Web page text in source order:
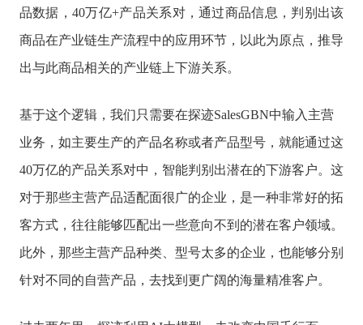
品数据，40万亿+产品关系对，通过商品信息，判别出该
商品在产业链生产流程中的应用环节，以此为原点，推导
出与此商品相关的产业链上下游关系。
基于这个逻辑，我们只需要在探迹SalesGBN中输入主营
业务，如主要生产的产品名称或者产品型号，就能通过这
40万亿的产品关系对中，智能判别出潜在的下游客户。这
对于那些主营产品适配面很广的企业，是一种非常好的拓
客方式，往往能够匹配出一些意向不到的潜在客户领域。
此外，那些主营产品种类、型号太多的企业，也能够分别
针对不同的自营产品，去找到更广阔的海量精准客户。